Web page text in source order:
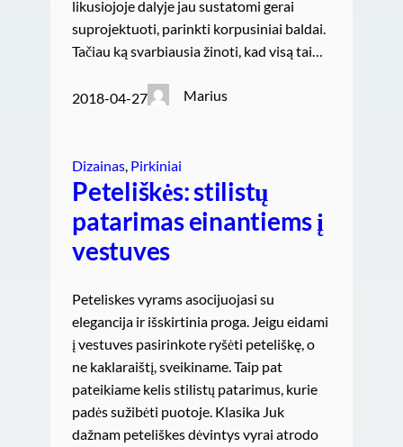
likusiojoje dalyje jau sustatomi gerai
suprojektuoti, parinkti korpusiniai baldai.
Tačiau ką svarbiausia žinoti, kad visą tai…
2018-04-27 Marius
Dizainas, Pirkiniai
Peteliškės: stilistų
patarimas einantiems į
vestuves
Peteliskes vyrams asocijuojasi su
elegancija ir išskirtinia proga. Jeigu eidami
į vestuves pasirinkote ryšėti peteliškę, o
ne kaklaraištį, sveikiname. Taip pat
pateikiame kelis stilistų patarimus, kurie
padės sužibėti puotoje. Klasika Juk
dažnam peteliškes dėvintys vyrai atrodo